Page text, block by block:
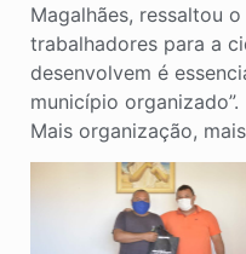
Magalhães, ressaltou
trabalhadores para a
desenvolvem é
município organizado”.
Mais organização,